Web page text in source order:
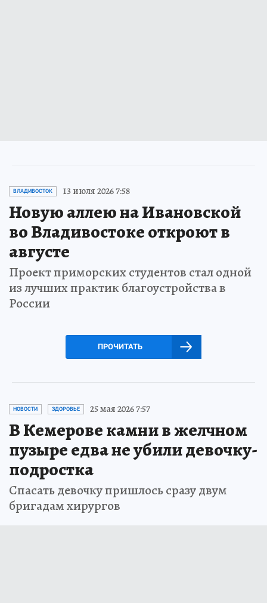
ВЛАДИВОСТОК 13 июля 2026 7:58
Новую аллею на Ивановской
во Владивостоке откроют в
августе
Проект приморских студентов стал одной
из лучших практик благоустройства в
России
ПРОЧИТАТЬ
НОВОСТИ ЗДОРОВЬЕ 25 мая 2026 7:57
В Кемерове камни в желчном
пузыре едва не убили девочку-
подростка
Спасать девочку пришлось сразу двум
бригадам хирургов